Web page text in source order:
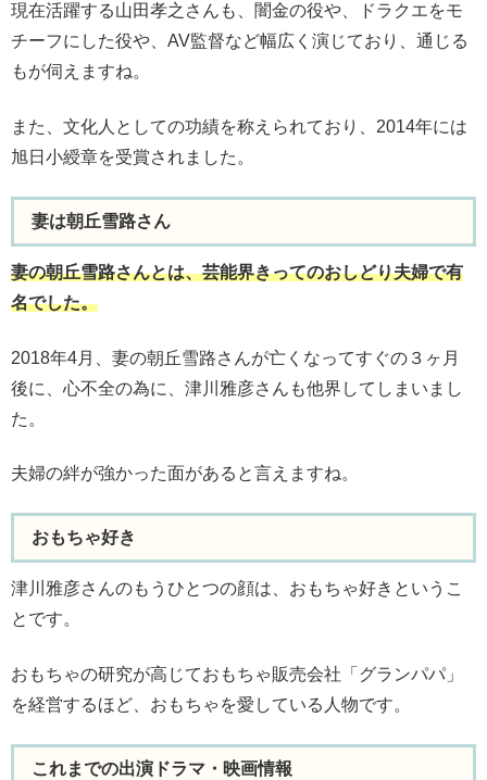
現在活躍する山田孝之さんも、闇金の役や、ドラクエをモ
チーフにした役や、AV監督など幅広く演じており、通じる
もが伺えますね。
また、文化人としての功績を称えられており、2014年には
旭日小綬章を受賞されました。
妻は朝丘雪路さん
妻の朝丘雪路さんとは、芸能界きってのおしどり夫婦で有
名でした。
2018年4月、妻の朝丘雪路さんが亡くなってすぐの３ヶ月
後に、心不全の為に、津川雅彦さんも他界してしまいまし
た。
夫婦の絆が強かった面があると言えますね。
おもちゃ好き
津川雅彦さんのもうひとつの顔は、おもちゃ好きというこ
とです。
おもちゃの研究が高じておもちゃ販売会社「グランパパ」
を経営するほど、おもちゃを愛している人物です。
これまでの出演ドラマ・映画情報